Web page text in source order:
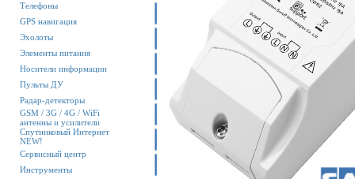
Телефоны
GPS навигация
Эхолоты
Элементы питания
Носители информации
Пульты ДУ
Радар-детекторы
GSM / 3G / 4G / WiFi
антенны и усилители
Спутниковый Интернет
NEW!
Сервисный центр
Инструменты